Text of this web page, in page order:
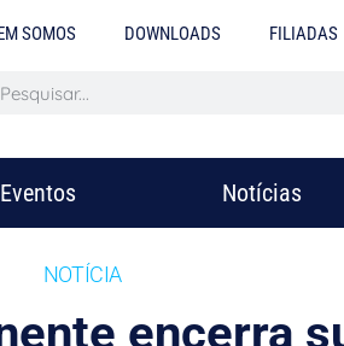
SOMOS DOWNLOADS FILIADAS
Eventos Notícias
NOTÍCIA
encerra